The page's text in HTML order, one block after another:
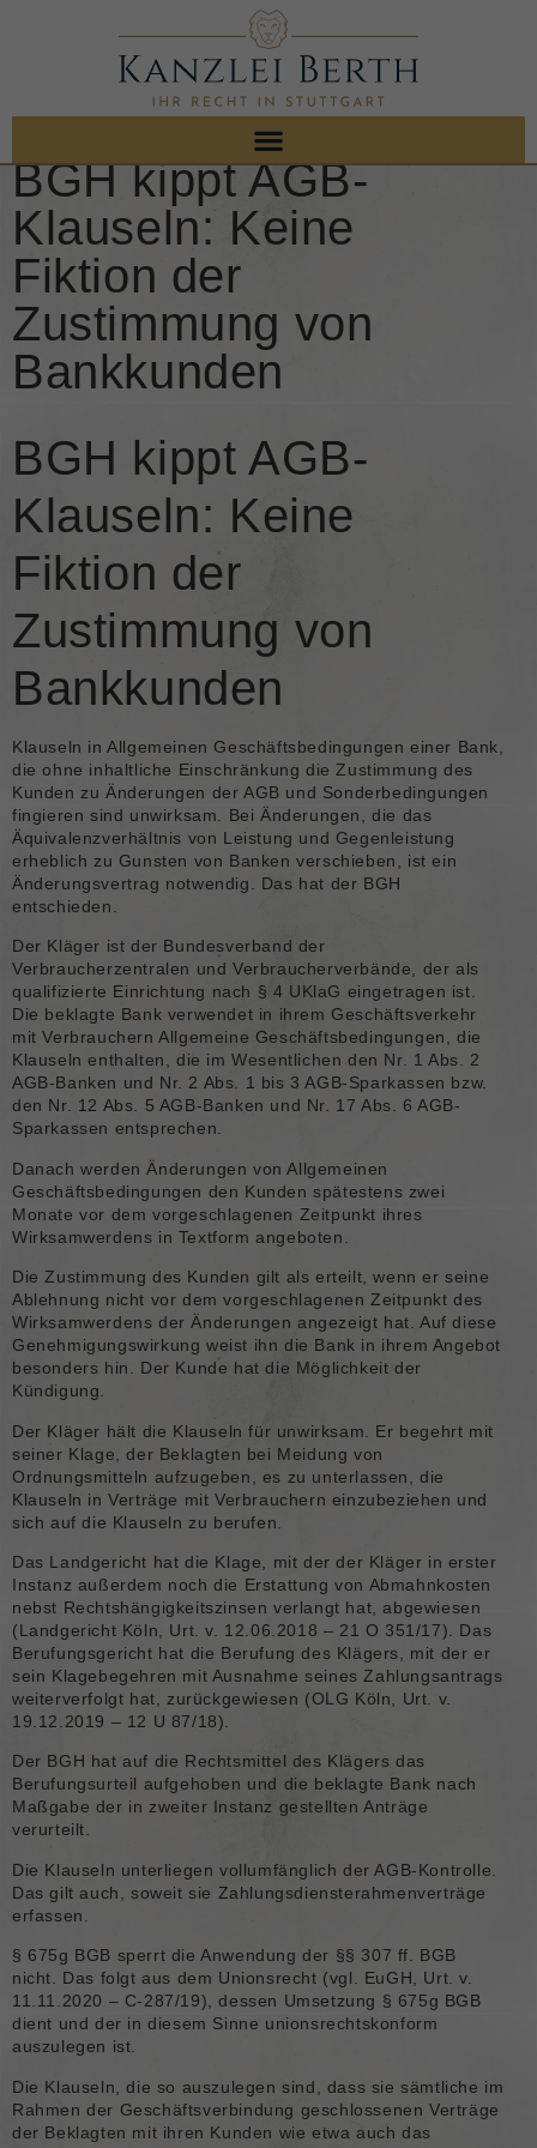
BGH kippt AGB-
Klauseln: Keine
Fiktion der
Zustimmung von
Bankkunden
BGH kippt AGB-
Klauseln: Keine
Fiktion der
Zustimmung von
Bankkunden
Klauseln in Allgemeinen Geschäftsbedingungen einer Bank,
die ohne inhaltliche Einschränkung die Zustimmung des
Kunden zu Änderungen der AGB und Sonderbedingungen
fingieren sind unwirksam. Bei Änderungen, die das
Äquivalenzverhältnis von Leistung und Gegenleistung
erheblich zu Gunsten von Banken verschieben, ist ein
Änderungsvertrag notwendig. Das hat der BGH
entschieden.
Der Kläger ist der Bundesverband der
Verbraucherzentralen und Verbraucherverbände, der als
qualifizierte Einrichtung nach § 4 UKlaG eingetragen ist.
Die beklagte Bank verwendet in ihrem Geschäftsverkehr
mit Verbrauchern Allgemeine Geschäftsbedingungen, die
Klauseln enthalten, die im Wesentlichen den Nr. 1 Abs. 2
AGB-Banken und Nr. 2 Abs. 1 bis 3 AGB-Sparkassen bzw.
den Nr. 12 Abs. 5 AGB-Banken und Nr. 17 Abs. 6 AGB-
Sparkassen entsprechen.
Danach werden Änderungen von Allgemeinen
Geschäftsbedingungen den Kunden spätestens zwei
Monate vor dem vorgeschlagenen Zeitpunkt ihres
Wirksamwerdens in Textform angeboten.
Die Zustimmung des Kunden gilt als erteilt, wenn er seine
Ablehnung nicht vor dem vorgeschlagenen Zeitpunkt des
Wirksamwerdens der Änderungen angezeigt hat. Auf diese
Genehmigungswirkung weist ihn die Bank in ihrem Angebot
besonders hin. Der Kunde hat die Möglichkeit der
Kündigung.
Der Kläger hält die Klauseln für unwirksam. Er begehrt mit
seiner Klage, der Beklagten bei Meidung von
Ordnungsmitteln aufzugeben, es zu unterlassen, die
Klauseln in Verträge mit Verbrauchern einzubeziehen und
sich auf die Klauseln zu berufen.
Das Landgericht hat die Klage, mit der der Kläger in erster
Instanz außerdem noch die Erstattung von Abmahnkosten
nebst Rechtshängigkeitszinsen verlangt hat, abgewiesen
(Landgericht Köln, Urt. v. 12.06.2018 – 21 O 351/17). Das
Berufungsgericht hat die Berufung des Klägers, mit der er
sein Klagebegehren mit Ausnahme seines Zahlungsantrags
weiterverfolgt hat, zurückgewiesen (OLG Köln, Urt. v.
19.12.2019 – 12 U 87/18).
Der BGH hat auf die Rechtsmittel des Klägers das
Berufungsurteil aufgehoben und die beklagte Bank nach
Maßgabe der in zweiter Instanz gestellten Anträge
verurteilt.
Die Klauseln unterliegen vollumfänglich der AGB-Kontrolle.
Das gilt auch, soweit sie Zahlungsdiensterahmenverträge
erfassen.
§ 675g BGB sperrt die Anwendung der §§ 307 ff. BGB
nicht. Das folgt aus dem Unionsrecht (vgl. EuGH, Urt. v.
11.11.2020 – C-287/19), dessen Umsetzung § 675g BGB
dient und der in diesem Sinne unionsrechtskonform
auszulegen ist.
Die Klauseln, die so auszulegen sind, dass sie sämtliche im
Rahmen der Geschäftsverbindung geschlossenen Verträge
der Beklagten mit ihren Kunden wie etwa auch das